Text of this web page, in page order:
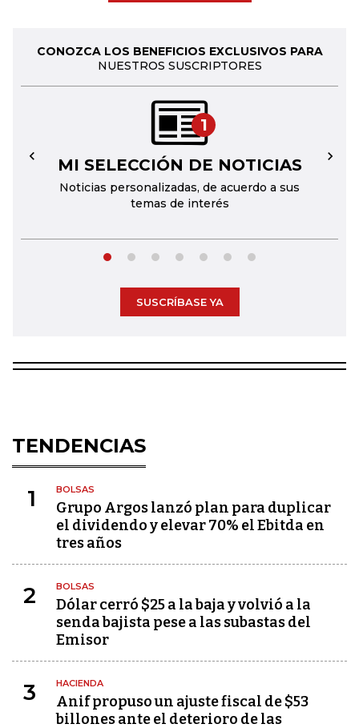
CONOZCA LOS BENEFICIOS EXCLUSIVOS PARA
NUESTROS SUSCRIPTORES
1
MI SELECCIÓN DE NOTICIAS
Noticias personalizadas, de acuerdo a sus
temas de interés
← →
SUSCRÍBASE YA
TENDENCIAS
1 BOLSAS
Grupo Argos lanzó plan para duplicar
el dividendo y elevar 70% el Ebitda en
tres años
2 BOLSAS
Dólar cerró $25 a la baja y volvió a la
senda bajista pese a las subastas del
Emisor
3 HACIENDA
Anif propuso un ajuste fiscal de $53
billones ante el deterioro de las